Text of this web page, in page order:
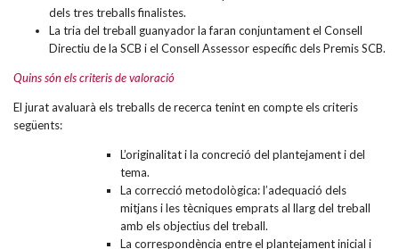
dels tres treballs finalistes.
La tria del treball guanyador la faran conjuntament el Consell
Directiu de la SCB i el Consell Assessor específic dels Premis SCB.
Quins són els criteris de valoració
El jurat avaluarà els treballs de recerca tenint en compte els criteris
següents:
L’originalitat i la concreció del plantejament i del
tema.
La correcció metodològica: l’adequació dels
mitjans i les tècniques emprats al llarg del treball
amb els objectius del treball.
La correspondència entre el plantejament inicial i